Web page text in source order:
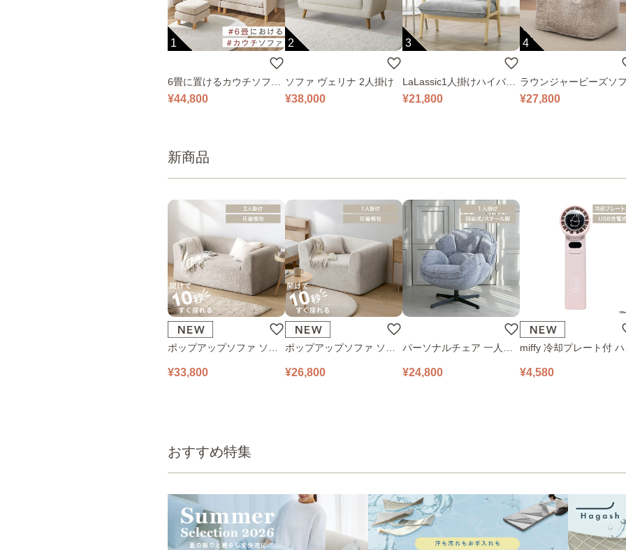
1
6畳に置けるカウチソファ
｜ベージュ
¥44,800
2
ソファ ヴェリナ 2人掛け
¥38,000
3
LaLassic1人掛けハイバッ
クソファ ワイド
¥21,800
4
ラウンジャービーズソ
¥27,800
新商品
ポップアップソファ ソフ
2人掛け PUS1-2SA ベージ
¥33,800
ポップアップソファ ソフ
1人掛け PUS1-1SA ベージ
¥26,800
パーソナルチェア 一人掛
ブルーグレー
¥24,800
miffy 冷却プレート付 ハ
ピンク
¥4,580
おすすめ特集